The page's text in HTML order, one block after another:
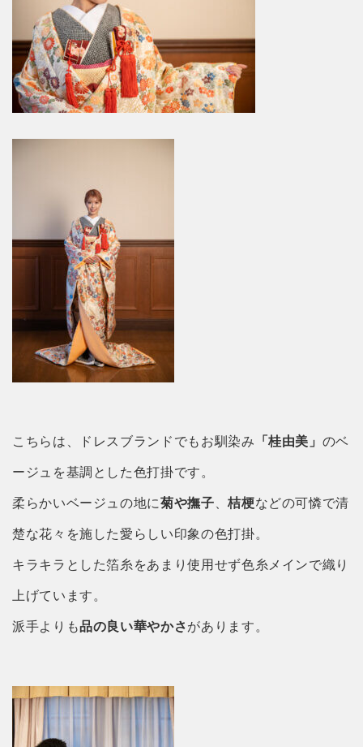
こちらは、ドレスブランドでもお馴染み 「桂由美」 のベ
ージュを基調とした色打掛です。
柔らかいベージュの地に菊や撫子 、桔梗などの可憐で清
楚な花々を施した愛らしい印象の色打掛。
キラキラとした箔糸をあまり使用せず色糸メインで織り
上げています。
派手よりも品の良い華やかさがあります。